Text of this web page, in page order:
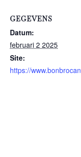
GEGEVENS
Datum:
februari 2 2025
Site:
https://